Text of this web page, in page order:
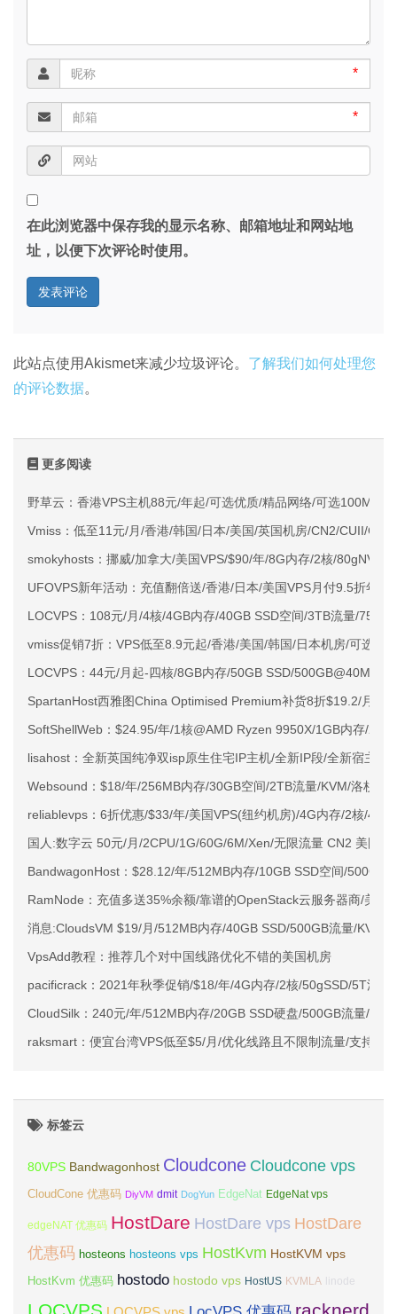
*
*
在此浏览器中保存我的显示名称、邮箱地址和网站地
址，以便下次评论时使用。
此站点使用Akismet来减少垃圾评论。 了解我们如何处理您
的评论数据。
更多阅读
野草云：香港VPS主机88元/年起/可选优质/精品网络/可选100M不
Vmiss：低至11元/月/香港/韩国/日本/美国/英国机房/CN2/CUII/
smokyhosts：挪威/加拿大/美国VPS/$90/年/8G内存/2核/
UFOVPS新年活动：充值翻倍送/香港/日本/美国VPS月付9.5折年
LOCVPS：108元/月/4核/4GB内存/40GB SSD空间/3TB流量/
vmiss促销7折：VPS低至8.9元起/香港/美国/韩国/日本机房/可选
LOCVPS：44元/月起-四核/8GB内存/50GB SSD/
SpartanHost西雅图China Optimised Premium补货8折$19.2/月起
SoftShellWeb：$24.95/年/1核@AMD Ryzen 9950X/1GB内存/
lisahost：全新英国纯净双isp原生住宅IP主机/全新IP段/全新宿主机
Websound：$18/年/256MB内存/30GB空间/2TB流量/KVM/洛杉矶
reliablevps：6折优惠/$33/年/美国VPS(纽约机房)/4G内存/2核/
国人:数字云 50元/月/2CPU/1G/60G/6M/Xen/无限流量 CN2 美国电
BandwagonHost：$28.12/年/512MB内存/10GB SSD空间/500GB
RamNode：充值多送35%余额/靠谱的OpenStack云服务器商/美国/
消息:CloudsVM $19/月/512MB内存/40GB SSD/500GB流量/KVM/
VpsAdd教程：推荐几个对中国线路优化不错的美国机房
pacificrack：2021年秋季促销/$18/年/4G内存/2核/50gSSD/5T流量
CloudSilk：240元/年/512MB内存/20GB SSD硬盘/500GB流量/
raksmart：便宜台湾VPS低至$5/月/优化线路且不限制流量/支持
标签云
80VPS Bandwagonhost Cloudcone Cloudcone vps
CloudCone 优惠码 DiyVM dmit DogYun EdgeNat EdgeNat vps
edgeNAT 优惠码 HostDare HostDare vps HostDare
优惠码 hosteons hosteons vps HostKvm HostKVM vps
HostKvm 优惠码 hostodo hostodo vps HostUS KVMLA linode